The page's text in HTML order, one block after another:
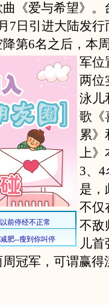
《爱与希望》。
7日引进大陆发
第6名之后，本
军位
两位
泳儿
歌《
累》
上》
3、
是，
不仅
不敌
儿
冠军，可谓赢得